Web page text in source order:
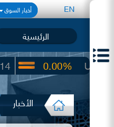
EN أخبار السوق
الرئيسية
22.65
UIC
0.00%
الأخبار